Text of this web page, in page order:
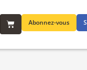
Abonnez-vous